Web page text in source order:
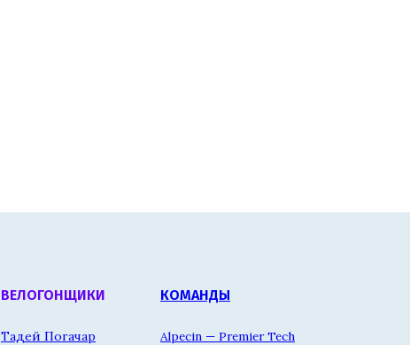
ВЕЛОГОНЩИКИ
Тадей Погачар
КОМАНДЫ
Alpecin — Premier Tech